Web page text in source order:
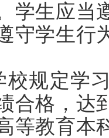
学生应当
守学生行
校规定学
合格，达
等教育本